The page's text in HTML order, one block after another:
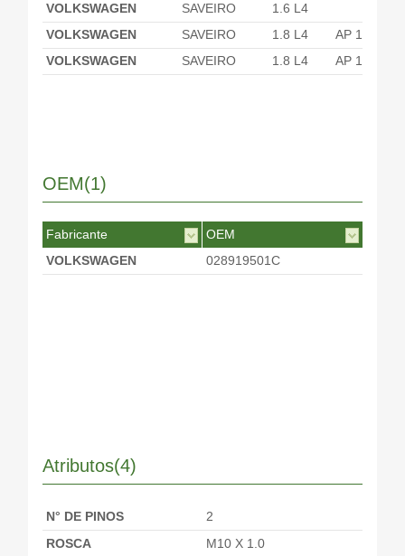
VOLKSWAGEN
SAVEIRO
1.6 L4
VOLKSWAGEN
SAVEIRO 1.8 L4
AP 1800
VOLKSWAGEN
SAVEIRO 1.8 L4 AP 1800
OEM(1)
Fabricante
OEM
VOLKSWAGEN
028919501C
Atributos(4)
N° DE PINOS
2
ROSCA
M10 X 1.0